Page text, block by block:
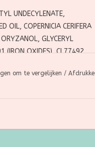
UNDECYLENATE,
OIL, COPERNICIA CERIFERA
GLYCERYL
(IRON OXIDES), CI 77492
om te vergelijken /